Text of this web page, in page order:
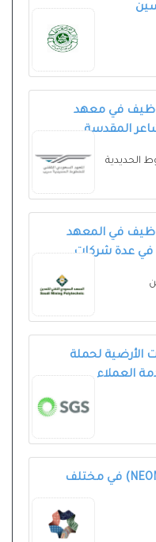
في معهد
المقدسة
الحديدية
في المعهد
في عدة شركات
لحملة
العملاء
وظائف في شركة نيوم (NEOM) في مختلف